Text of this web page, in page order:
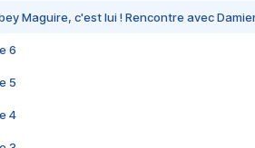
Maguire, c'est lui ! Rencontre avec
6
5
4